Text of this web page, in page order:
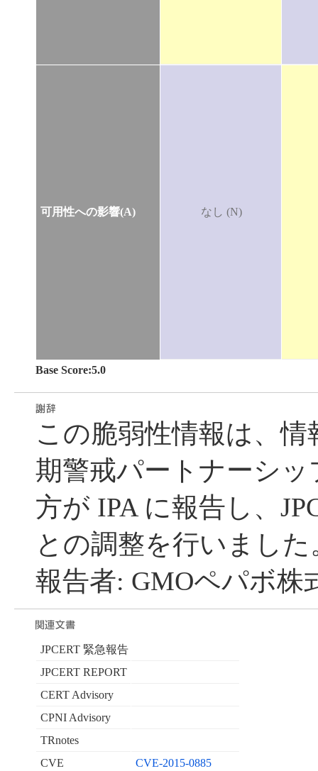
可用性への影響(A) なし (N)
Base Score:5.0
この脆弱性情報は、
期警戒パートナーシ
方が IPA に報告し、
との調整を行いました
報告者: GMOペパボ株
JPCERT 緊急報告
JPCERT REPORT
CERT Advisory
CPNI Advisory
TRnotes
CVE
CVE-2015-0885